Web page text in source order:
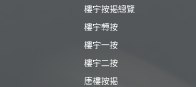
樓宇按揭總覽
樓宇轉按
樓宇一按
樓宇二按
唐樓按揭